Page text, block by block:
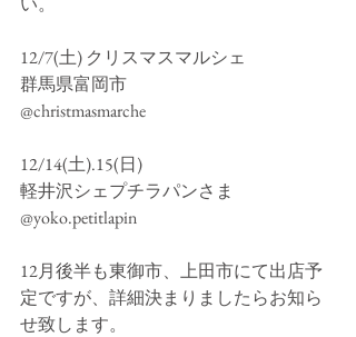
12/7(土) クリスマスマルシェ
群馬県富岡市
@christmasmarche
12/14(土).15(日)
軽井沢シェプチラパンさま
@yoko.petitlapin
12月後半も東御市、上田市にて出店予
定ですが、詳細決まりましたらお知ら
せ致します。